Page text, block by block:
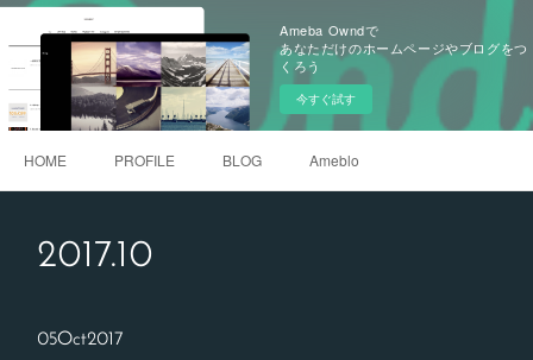
Ameba Owndで
あなただけのホームページやブログをつ
くろう
今すぐ試す
HOME PROFILE BLOG Ameblo
2017.10
05Oct2017